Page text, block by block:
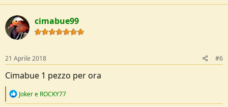
c
t
i
o
n
cimabue99
21 Aprile 2018 #6
Cimabue 1 pezzo per ora
R
Jokere ROCKY77